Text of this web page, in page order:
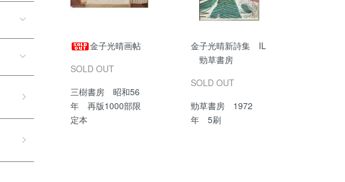
金子光晴画帖
SOLD OUT
三樹書房 昭和56
年 再版1000部限
定本
金子光晴新詩集 IL
勁草書房
SOLD OUT
勁草書房 1972
年 5刷